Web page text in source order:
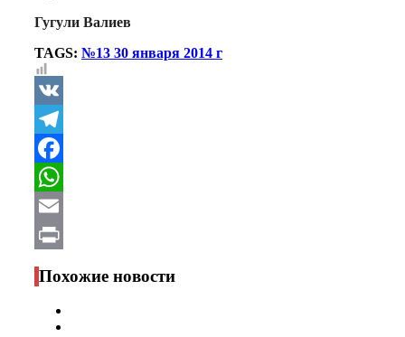
Гугули Валиев
TAGS: №13 30 января 2014 г
VK
Telegram
Facebook
WhatsApp
Email
Print
Похожие новости